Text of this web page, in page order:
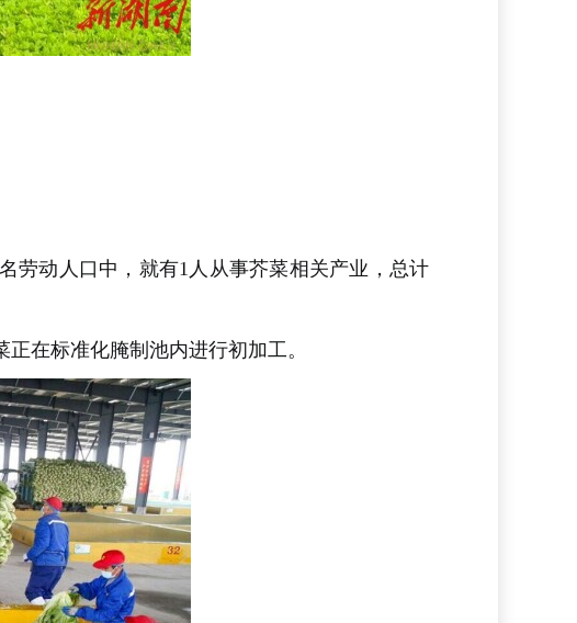
劳动人口中，就有1人从事芥菜相关产业，总计
在标准化腌制池内进行初加工。